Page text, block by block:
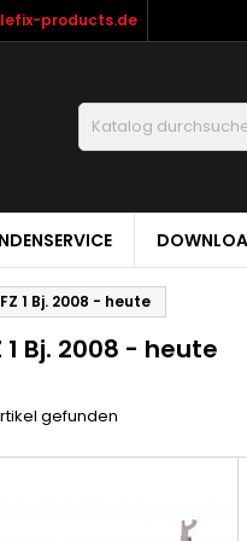
products.de
FZ 1 Bj. 2008 - heute
1 Bj. 2008 - heute
gefunden